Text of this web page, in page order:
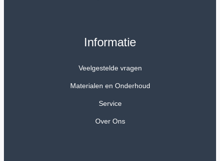
Informatie
Veelgestelde vragen
Materialen en Onderhoud
Service
Over Ons